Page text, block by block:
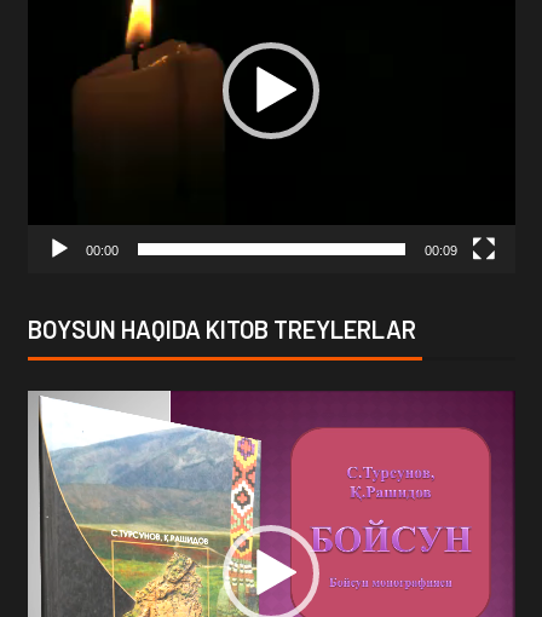
00:00 00:09
BOYSUN HAQIDA KITOB TREYLERLAR
Video
Player